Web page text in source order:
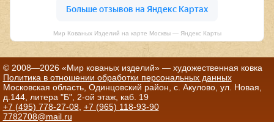
Мир Кованых Изделий на карте Москвы — Яндекс Карты
© 2008—2026 «Мир кованых изделий» — художественная ковка
Политика в отношении обработки персональных данных
Московская область, Одинцовский район, с. Акулово, ул. Новая,
д.144, литера "Б", 2-ой этаж, каб. 19
+7 (495) 778-27-08, +7 (965) 118-93-90
7782708@mail.ru